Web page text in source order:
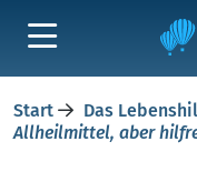
Start Das
Allheilmittel, aber